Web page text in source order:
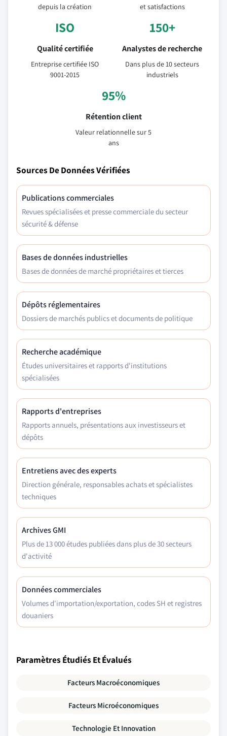
depuis la création
et satisfactions
ISO
Qualité certifiée
Entreprise certifiée ISO
9001-2015
150+
Analystes de recherche
Dans plus de 10 secteurs
industriels
95%
Rétention client
Valeur relationnelle sur 5
ans
Sources De Données Vérifiées
Publications commerciales
Revues spécialisées et presse commerciale du secteur
sécurité & défense
Bases de données industrielles
Bases de données de marché propriétaires et tierces
Dépôts réglementaires
Dossiers de marchés publics et documents de politique
Recherche académique
Études universitaires et rapports d'institutions
spécialisées
Rapports d'entreprises
Rapports annuels, présentations aux investisseurs et
dépôts
Entretiens avec des experts
Direction générale, responsables achats et spécialistes
techniques
Archives GMI
Plus de 13 000 études publiées dans plus de 30 secteurs
d'activité
Données commerciales
Volumes d'importation/exportation, codes SH et registres
douaniers
Paramètres Étudiés Et Évalués
Facteurs Macroéconomiques
Facteurs Microéconomiques
Technologie Et Innovation